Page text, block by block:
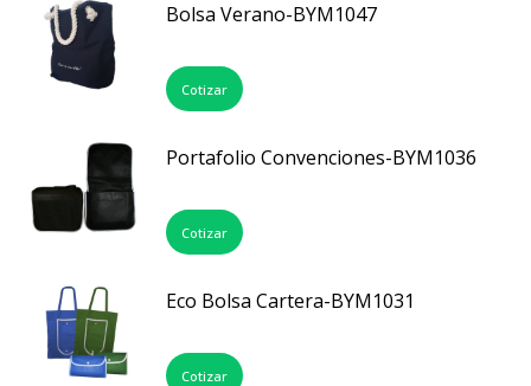
Bolsa Verano-BYM1047
Cotizar
Portafolio Convenciones-BYM1036
Cotizar
Eco Bolsa Cartera-BYM1031
Cotizar